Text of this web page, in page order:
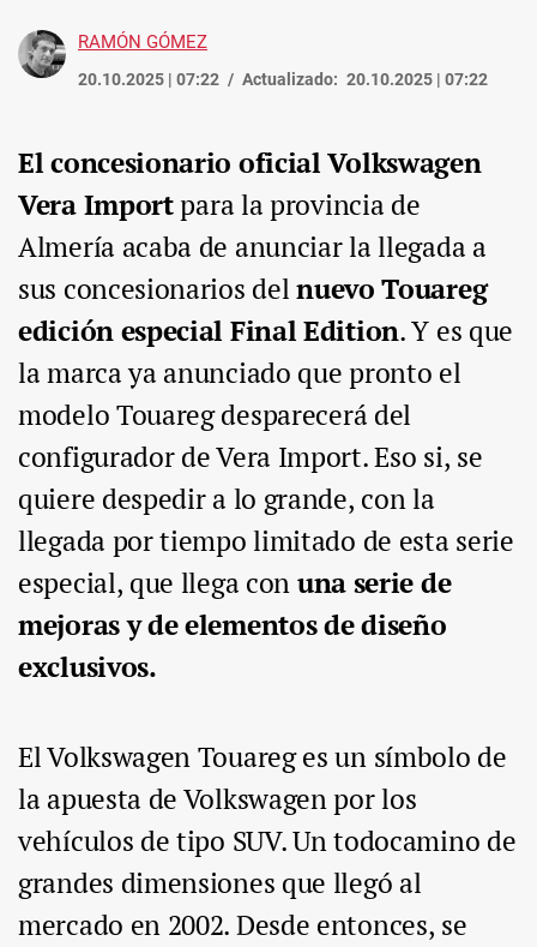
RAMÓN GÓMEZ
20.10.2025 | 07:22 Actualizado: 20.10.2025 | 07:22
El concesionario oficial Volkswagen
Vera Importpara la provincia de
Almería acaba de anunciar la llegada a
sus concesionarios delnuevo Touareg
edición especial Final Edition. Y es que
la marca ya anunciado que pronto el
modelo Touareg desparecerá del
configurador de Vera Import. Eso si, se
quiere despedir a lo grande, con la
llegada por tiempo limitado de esta serie
especial, que llega conuna serie de
mejoras y de elementos de diseño
exclusivos.
El Volkswagen Touareg es un símbolo de
la apuesta de Volkswagen por los
vehículos de tipo SUV. Un todocamino de
grandes dimensiones que llegó al
mercado en 2002. Desde entonces, se